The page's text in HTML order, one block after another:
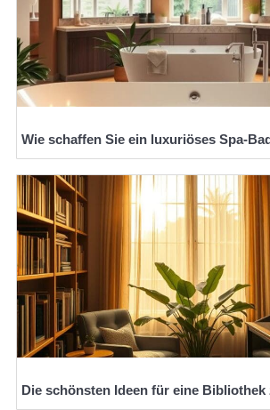
Wie schaffen Sie ein luxuriöses Spa-
Die schönsten Ideen für eine Bibliothek